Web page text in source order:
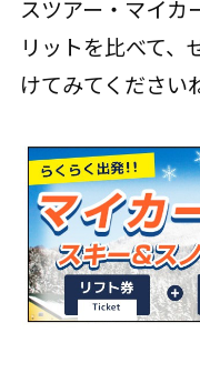
スツアー・マイカ
リットを比べて、
けてみてください